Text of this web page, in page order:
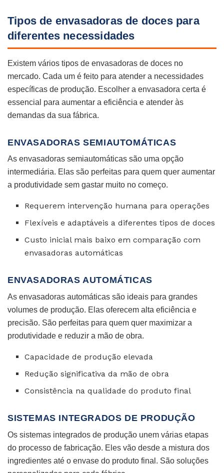
Tipos de envasadoras de doces para
diferentes necessidades
Existem vários tipos de envasadoras de doces no
mercado. Cada um é feito para atender a necessidades
específicas de produção. Escolher a envasadora certa é
essencial para aumentar a eficiência e atender às
demandas da sua fábrica.
ENVASADORAS SEMIAUTOMÁTICAS
As envasadoras semiautomáticas são uma opção
intermediária. Elas são perfeitas para quem quer aumentar
a produtividade sem gastar muito no começo.
Requerem intervenção humana para operações
Flexíveis e adaptáveis a diferentes tipos de doces
Custo inicial mais baixo em comparação com
envasadoras automáticas
ENVASADORAS AUTOMÁTICAS
As envasadoras automáticas são ideais para grandes
volumes de produção. Elas oferecem alta eficiência e
precisão. São perfeitas para quem quer maximizar a
produtividade e reduzir a mão de obra.
Capacidade de produção elevada
Redução significativa da mão de obra
Consistência na qualidade do produto final
SISTEMAS INTEGRADOS DE PRODUÇÃO
Os sistemas integrados de produção unem várias etapas
do processo de fabricação. Eles vão desde a mistura dos
ingredientes até o envase do produto final. São soluções